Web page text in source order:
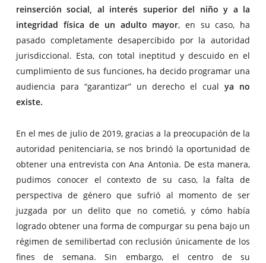
reinserción social, al interés superior del niño y a la
integridad física de un adulto mayor, en su caso, ha
pasado completamente desapercibido por la autoridad
jurisdiccional. Esta, con total ineptitud y descuido en el
cumplimiento de sus funciones, ha decido programar una
audiencia para “garantizar” un derecho el cualya no
existe.
En el mes de julio de 2019, gracias a la preocupación de la
autoridad penitenciaria, se nos brindó la oportunidad de
obtener una entrevista con Ana Antonia. De esta manera,
pudimos conocer el contexto de su caso, la falta de
perspectiva de género que sufrió al momento de ser
juzgada por un delito que no cometió, y cómo había
logrado obtener una forma de compurgar su pena bajo un
régimen de semilibertad con reclusión únicamente de los
fines de semana. Sin embargo, el centro de su